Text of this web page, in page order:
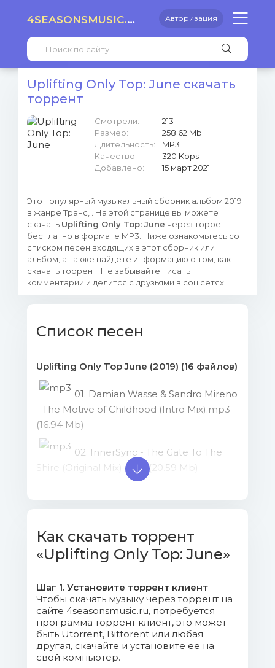
4SEASONSMUSIC.RU Авторизация
Uplifting Only Top: June скачать
торрент
Смотрели:
213
Размер:
258.62 Mb
Длительность:
MP3
Качество:
320 Kbps
Добавлено:
15 март 2021
Это популярный музыкальный сборник альбом 2019
в жанре Транс, . На этой странице вы можете
скачать Uplifting Only Top: June через торрент
бесплатно в формате MP3. Ниже ознакомьтесь со
списком песен входящих в этот сборник или
альбом, а также найдете информацию о том, как
скачать торрент. Не забывайте писать
комментарии и делится с друзьями в соц сетях.
Список песен
Uplifting Only Top June (2019) (16 файлов)
01. Damian Wasse & Sandro Mireno
- The Motive of Childhood (Intro Mix).mp3
(16.94 Mb)
02. InnerSync - The Gate To The
Shire (Original Mix).mp3 (20.59 Mb)
04. Sonny Stollenmaier - Hear Me!
(George Crossfield Emotional Remix).mp3
05. Kayan Code - 4th Kind (Original
Mix).mp3 (19.86 Mb)
06. Alternate High - Far From
Nebula (Original Mix).mp3 (18.86 Mb)
Как скачать торрент
«Uplifting Only Top: June»
Шаг 1. Установите торрент клиент
Чтобы скачать музыку через торрент на
сайте 4seasonsmusic.ru, потребуется
программа торрент клиент, это может
быть Utorrent, Bittorent или любая
другая, скачайте и установите ее на
свой компьютер.